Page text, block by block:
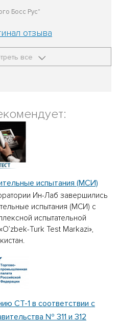
Босс Рус"
отзыва
все
испытания (МСИ)
Ин-Лаб завершились
испытания (МСИ) с
испытательной
Turk Test Markazi»,
СТ-1 в соответствии с
№ 311 и 312